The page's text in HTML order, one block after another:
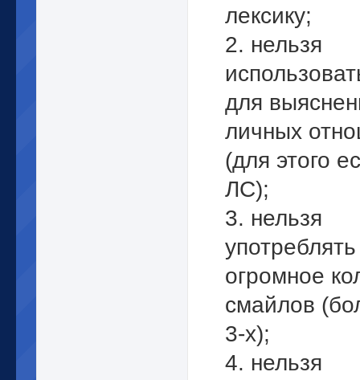
лексику;
2. нельзя
для
личных
(для этого
ЛС);
3. нельзя
употреблять
огромное
смайлов
3-х);
4. нельзя